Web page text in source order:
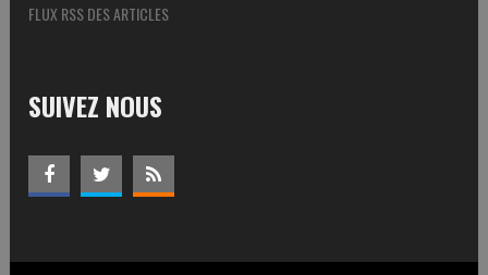
FLUX RSS DES ARTICLES
SUIVEZ NOUS